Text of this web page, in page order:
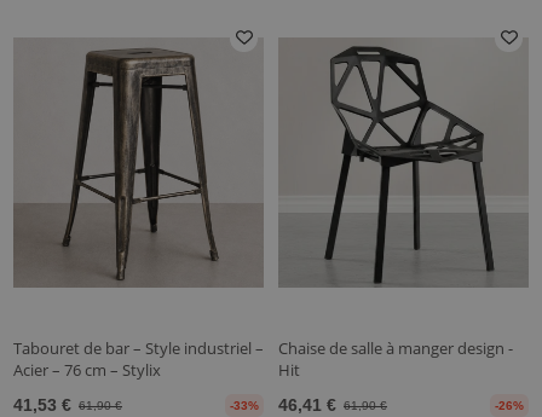
Tabouret de bar – Style industriel –
Acier – 76 cm – Stylix
41,53 € 61,90 € -33%
Chaise de salle à manger design -
Hit
46,41 € 61,90 € -26%